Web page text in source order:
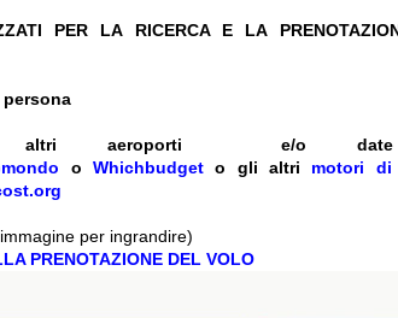
PER LA RICERCA E LA
altri aeroporti e/o
oWhichbudget o gli altri motori di
per ingrandire)
PRENOTAZIONE DEL VOLO